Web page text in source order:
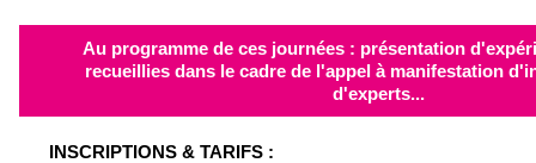
Au programme de ces journées : présentation
recueillies dans le cadre de l'appel à manifestation
d'experts...
INSCRIPTIONS & TARIFS :